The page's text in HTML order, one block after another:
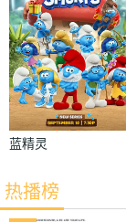
蓝精灵
热播榜